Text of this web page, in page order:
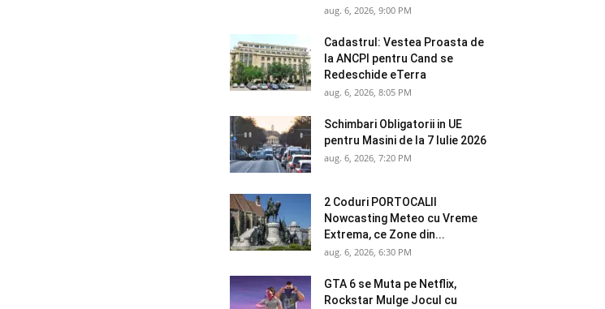
aug. 6, 2026, 9:00 PM
Cadastrul: Vestea Proasta de
la ANCPI pentru Cand se
Redeschide eTerra
aug. 6, 2026, 8:05 PM
Schimbari Obligatorii in UE
pentru Masini de la 7 Iulie 2026
aug. 6, 2026, 7:20 PM
2 Coduri PORTOCALII
Nowcasting Meteo cu Vreme
Extrema, ce Zone din...
aug. 6, 2026, 6:30 PM
GTA 6 se Muta pe Netflix,
Rockstar Mulge Jocul cu